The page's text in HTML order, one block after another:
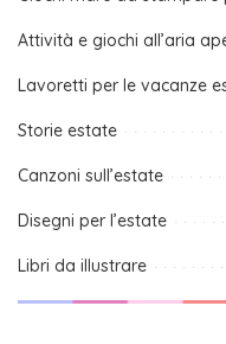
Attività e giochi all’aria
Lavoretti per le vacanze
Storie estate
Canzoni sull’estate
Disegni per l’estate
Libri da illustrare